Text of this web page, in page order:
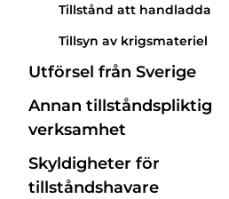
Tillstånd att handladda
Tillsyn av krigsmateriel
Utförsel från Sverige
Annan tillstånds­pliktig
verksamhet
Skyldigheter för
tillståndshavare